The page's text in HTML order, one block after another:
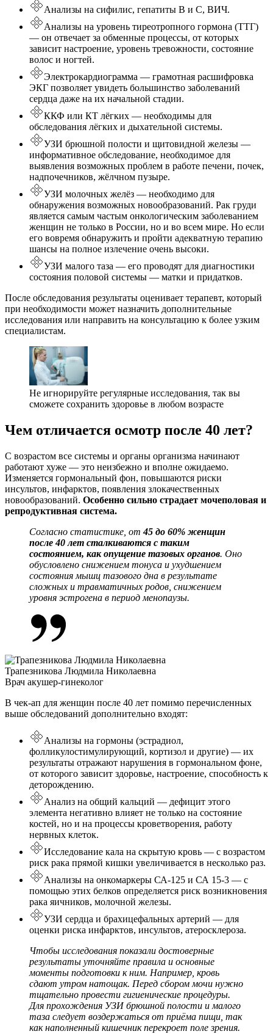
Анализы на сифилис, гепатиты B и С, ВИЧ.
Анализы на уровень тиреотропного гормона (ТТГ)
— он отвечает за обменные процессы, от которых
зависит настроение, уровень тревожности, состояние
волос и ногтей.
Электрокардиограмма — грамотная расшифровка
ЭКГ позволяет увидеть большинство заболеваний
сердца даже на их начальной стадии.
ККФ или КТ лёгких — необходимы для
обследования лёгких и дыхательной системы.
УЗИ брюшной полости и щитовидной железы —
информативное обследование, необходимое для
выявления возможных проблем в работе печени, почек,
надпочечников, жёлчном пузыре.
УЗИ молочных желёз — необходимо для
обнаружения возможных новообразований. Рак груди
является самым частым онкологическим заболеванием
женщин не только в России, но и во всем мире. Но если
его вовремя обнаружить и пройти адекватную терапию
шансы на полное излечение очень высоки.
УЗИ малого таза — его проводят для диагностики
состояния половой системы — матки и придатков.
После обследования результаты оценивает терапевт, который
при необходимости может назначить дополнительные
исследования или направить на консультацию к более узким
специалистам.
Не игнорируйте регулярные исследования, так вы
сможете сохранить здоровье в любом возрасте
Чем отличается осмотр после 40 лет?
С возрастом все системы и органы организма начинают
работают хуже — это неизбежно и вполне ожидаемо.
Изменяется гормональный фон, повышаются риски
инсультов, инфарктов, появления злокачественных
новообразований. Особенно сильно страдает мочеполовая и
репродуктивная система.
Согласно статистике, от45 до 60% женщин
после 40 лет сталкиваются с таким
состоянием, как опущение тазовых органов. Оно
обусловлено снижением тонуса и ухудшением
состояния мышц тазового дна в результате
сложных и травматичных родов, снижением
уровня эстрогена в период менопаузы.
Трапезникова Людмила Николаевна
Врач акушер-гинеколог
В чек-ап для женщин после 40 лет помимо перечисленных
выше обследований дополнительно входят:
Анализы на гормоны (эстрадиол,
фолликулостимулирующий, кортизол и другие) — их
результаты отражают нарушения в гормональном фоне,
от которого зависит здоровье, настроение, способность к
деторождению.
Анализ на общий кальций — дефицит этого
элемента негативно влияет не только на состояние
костей, но и на процессы кроветворения, работу
нервных клеток.
Исследование кала на скрытую кровь — с возрастом
риск рака прямой кишки увеличивается в несколько раз.
Анализы на онкомаркеры СА-125 и СА 15-3 — с
помощью этих белков определяется риск возникновения
рака яичников, молочной железы.
УЗИ сердца и брахицефальных артерий — для
оценки риска инфарктов, инсультов, атеросклероза.
Чтобы исследования показали достоверные
результаты уточняйте правила и основные
моменты подготовки к ним. Например, кровь
сдают утром натощак. Перед сбором мочи нужно
тщательно провести гигиенические процедуры.
Для прохождения УЗИ брюшной полости и малого
таза следует воздержаться от приёма пищи, так
как наполненный кишечник перекроет поле зрения.